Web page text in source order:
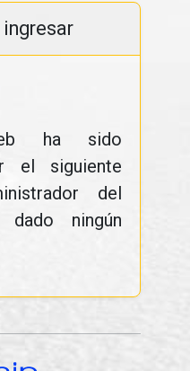
ha sido
el siguiente
del
ningún